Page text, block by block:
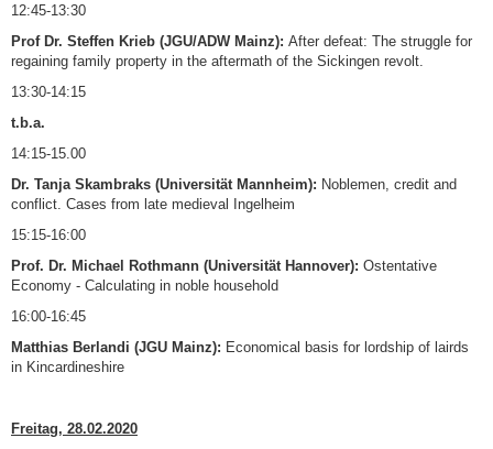
12:45-13:30
Prof Dr. Steffen Krieb (JGU/ADW Mainz): After defeat: The struggle for
regaining family property in the aftermath of the Sickingen revolt.
13:30-14:15
t.b.a.
14:15-15.00
Dr. Tanja Skambraks (Universität Mannheim): Noblemen, credit and
conflict. Cases from late medieval Ingelheim
15:15-16:00
Prof. Dr. Michael Rothmann (Universität Hannover): Ostentative
Economy - Calculating in noble household
16:00-16:45
Matthias Berlandi (JGU Mainz): Economical basis for lordship of lairds
in Kincardineshire
Freitag, 28.02.2020